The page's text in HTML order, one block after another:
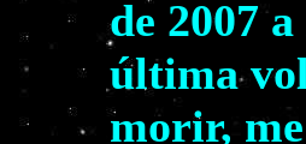
de 2007
última
morir,